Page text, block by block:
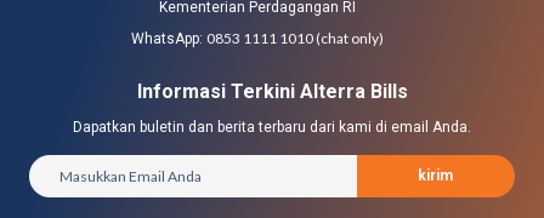
Kementerian Perdagangan RI
WhatsApp: 0853 1111 1010 (chat only)
Informasi Terkini Alterra Bills
Dapatkan buletin dan berita terbaru dari kami di email Anda.
kirim